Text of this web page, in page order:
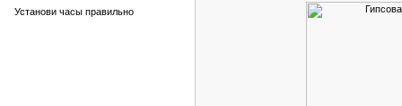
Установи часы правильно